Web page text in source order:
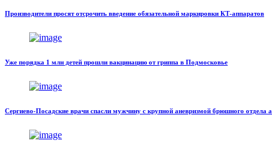
Производители просят отсрочить введение обязательной маркировки КТ-аппаратов
Уже порядка 1 млн детей прошли вакцинацию от гриппа в Подмосковье
Сергиево-Посадские врачи спасли мужчину с крупной аневризмой брюшного отдела